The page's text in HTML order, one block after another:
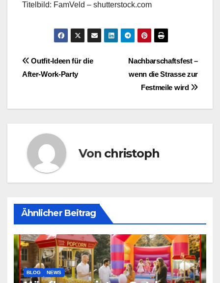
Titelbild: FamVeld – shutterstock.com
BeitragsnavigationNachbarschaftsfest –
wenn die Strasse zur
Festmeile wird
Outfit-Ideen für die
After-Work-Party
Von christoph
Ähnlicher Beitrag
BLOG NEWS